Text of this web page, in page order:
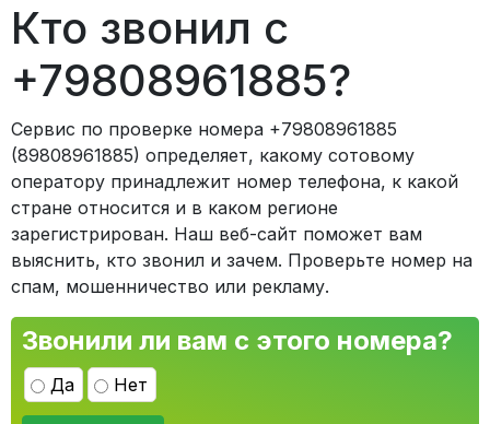
Кто звонил с
+79808961885?
Сервис по проверке номера +79808961885
(89808961885) определяет, какому сотовому
оператору принадлежит номер телефона, к какой
стране относится и в каком регионе
зарегистрирован. Наш веб-сайт поможет вам
выяснить, кто звонил и зачем. Проверьте номер на
спам, мошенничество или рекламу.
Звонили ли вам с этого номера?
Да Нет